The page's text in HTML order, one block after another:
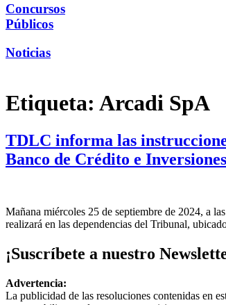
Concursos
Públicos
Noticias
Etiqueta: Arcadi SpA
TDLC informa las
Banco de Crédito e
Mañana miércoles 25 de septiembre de 2024, a
realizará en las dependencias del Tribunal,
¡Suscríbete a nuestro
Advertencia:
La publicidad de las resoluciones contenidas en